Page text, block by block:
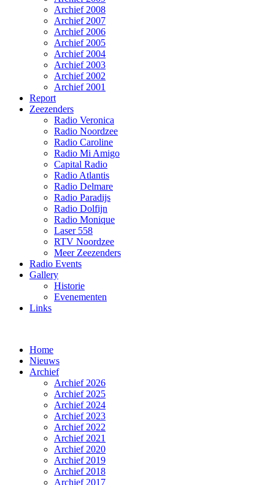
Archief 2008
Archief 2007
Archief 2006
Archief 2005
Archief 2004
Archief 2003
Archief 2002
Archief 2001
Report
Zeezenders
Radio Veronica
Radio Noordzee
Radio Caroline
Radio Mi Amigo
Capital Radio
Radio Atlantis
Radio Delmare
Radio Paradijs
Radio Dolfijn
Radio Monique
Laser 558
RTV Noordzee
Meer Zeezenders
Radio Events
Gallery
Historie
Evenementen
Links
Home
Nieuws
Archief
Archief 2026
Archief 2025
Archief 2024
Archief 2023
Archief 2022
Archief 2021
Archief 2020
Archief 2019
Archief 2018
Archief 2017